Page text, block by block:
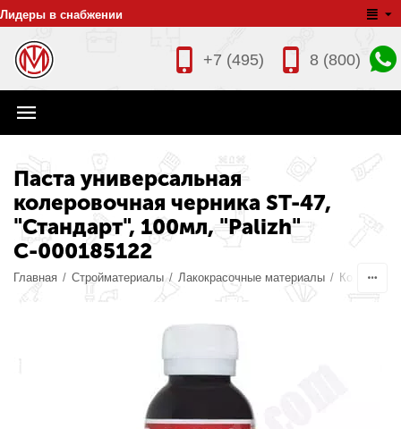
Лидеры в снабжении
8 (800)
+7 (495)
Паста универсальная
колеровочная черника ST-47,
"Стандарт", 100мл, "Palizh"
С-000185122
Главная / Стройматериалы / Лакокрасочные материалы / Колеры